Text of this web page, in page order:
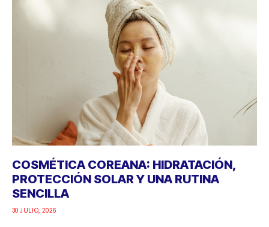
COSMÉTICA COREANA: HIDRATACIÓN,
PROTECCIÓN SOLAR Y UNA RUTINA
SENCILLA
30 JULIO, 2026